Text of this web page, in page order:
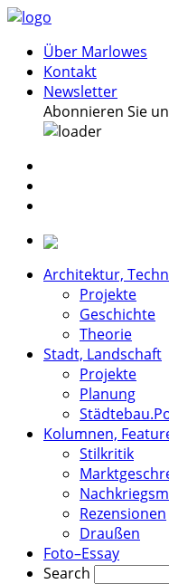
Über Marlowes
Kontakt
Newsletter
Abonnieren Sie
Architektur,
Projekte
Geschichte
Theorie
Stadt, Landschaft
Projekte
Planung
Kolumnen,
Stilkritik
Rezensionen
Draußen
Foto–Essay
Search